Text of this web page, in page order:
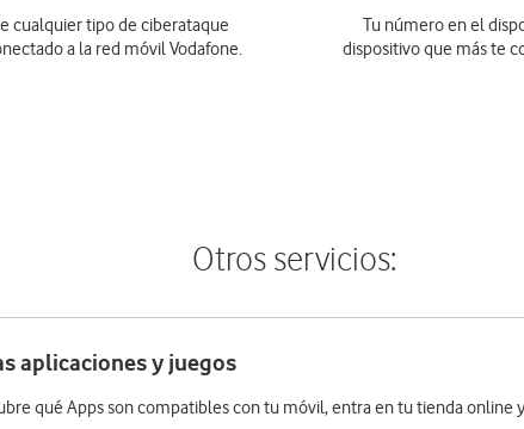
cualquier tipo de ciberataque
a la red móvil Vodafone.
Tu número en el
dispositivo que más te
Otros servicios:
aplicaciones y juegos
qué Apps son compatibles con tu móvil, entra en tu tienda online